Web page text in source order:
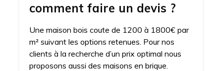
comment faire un devis ?
Une maison bois coute de 1200 à 1800€ par
m² suivant les options retenues. Pour nos
clients à la recherche d’un prix optimal nous
proposons aussi des maisons en brique.